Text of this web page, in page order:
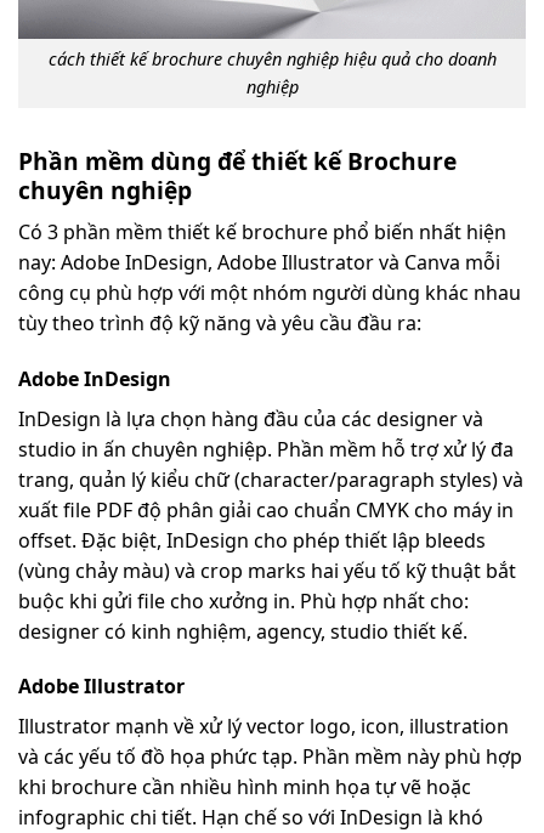
cách thiết kế brochure chuyên nghiệp hiệu quả cho doanh
nghiệp
Phần mềm dùng để thiết kế Brochure
chuyên nghiệp
Có 3 phần mềm thiết kế brochure phổ biến nhất hiện
nay: Adobe InDesign, Adobe Illustrator và Canva mỗi
công cụ phù hợp với một nhóm người dùng khác nhau
tùy theo trình độ kỹ năng và yêu cầu đầu ra:
Adobe InDesign
InDesign là lựa chọn hàng đầu của các designer và
studio in ấn chuyên nghiệp. Phần mềm hỗ trợ xử lý đa
trang, quản lý kiểu chữ (character/paragraph styles) và
xuất file PDF độ phân giải cao chuẩn CMYK cho máy in
offset. Đặc biệt, InDesign cho phép thiết lập bleeds
(vùng chảy màu) và crop marks hai yếu tố kỹ thuật bắt
buộc khi gửi file cho xưởng in. Phù hợp nhất cho:
designer có kinh nghiệm, agency, studio thiết kế.
Adobe Illustrator
Illustrator mạnh về xử lý vector logo, icon, illustration
và các yếu tố đồ họa phức tạp. Phần mềm này phù hợp
khi brochure cần nhiều hình minh họa tự vẽ hoặc
infographic chi tiết. Hạn chế so với InDesign là khó